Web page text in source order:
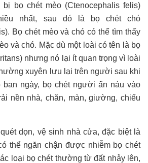
bọ chét mèo (Ctenocephalis felis)
nhất, sau đó là bọ chét chó
Bọ chét mèo và chó có thể tìm thấy
và chó. Mặc dù một loài có tên là bọ
nhưng nó lại ít quan trọng vì loài
xuyên lưu lại trên người sau khi
ban ngày, bọ chét người ẩn náu vào
nền nhà, chăn, màn, giường, chiếu
dọn, vệ sinh nhà cửa, đặc biệt là
thể ngăn chận được nhiễm bọ chét
loại bọ chét thường từ đất nhảy lên,